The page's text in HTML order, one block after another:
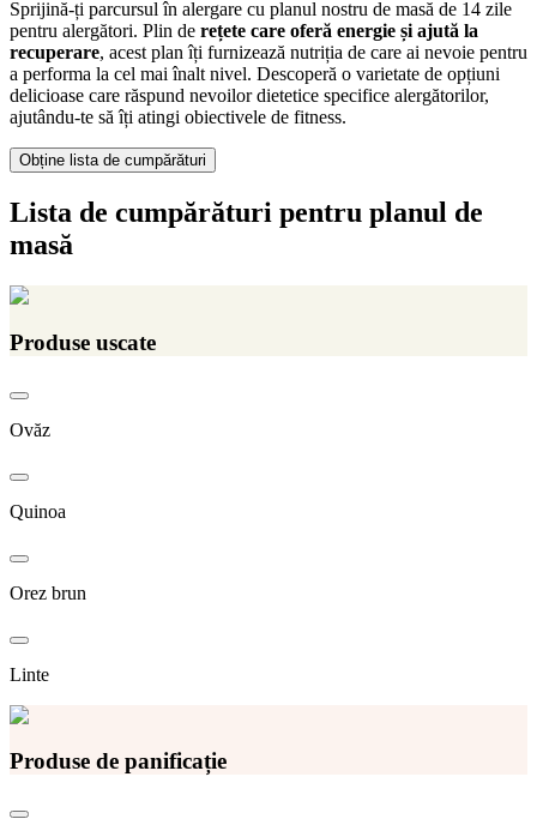
Sprijină-ți parcursul în alergare cu planul nostru de masă de 14 zile
pentru alergători. Plin de rețete care oferă energie și ajută la
recuperare, acest plan îți furnizează nutriția de care ai nevoie pentru
a performa la cel mai înalt nivel. Descoperă o varietate de opțiuni
delicioase care răspund nevoilor dietetice specifice alergătorilor,
ajutându-te să îți atingi obiectivele de fitness.
Obține lista de cumpărături
Lista de cumpărături pentru planul de
masă
Produse uscate
Ovăz
Quinoa
Orez brun
Linte
Produse de panificație